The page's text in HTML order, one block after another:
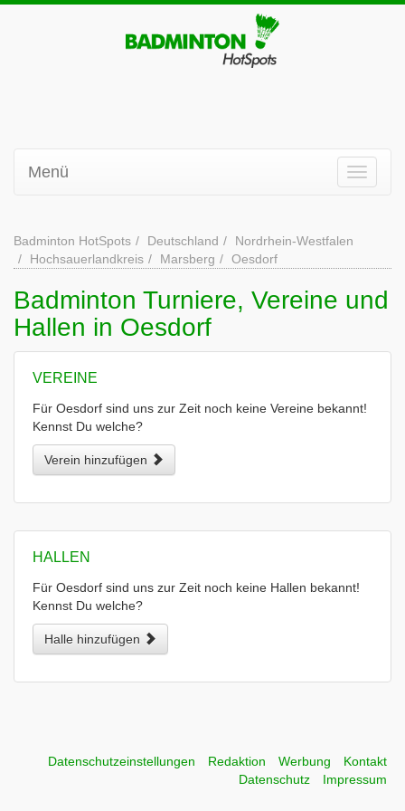
Menü
Badminton HotSpots Deutschland
Nordrhein-Westfalen
Hochsauerlandkreis
Marsberg Oesdorf
Badminton Turniere, Vereine und
Hallen in Oesdorf
VEREINE
Für Oesdorf sind uns zur Zeit noch keine Vereine bekannt!
Kennst Du welche?
Verein hinzufügen
HALLEN
Für Oesdorf sind uns zur Zeit noch keine Hallen bekannt!
Kennst Du welche?
Halle hinzufügen
Datenschutzeinstellungen Redaktion Werbung
Kontakt
Datenschutz
Impressum